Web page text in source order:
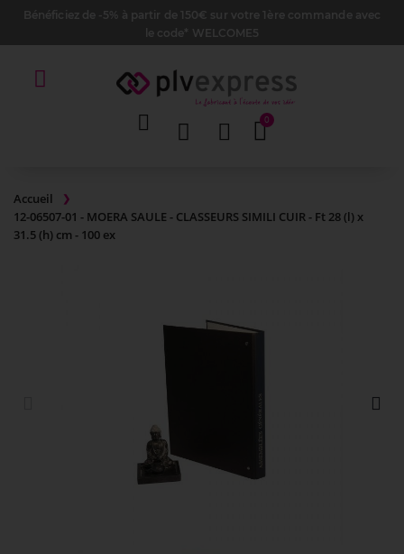
Bénéficiez de -5% à partir de 150€ sur votre 1ère commande avec
le code* WELCOME5
Accueil
12-06507-01 - MOERA SAULE - CLASSEURS SIMILI CUIR - Ft 28 (l) x
31.5 (h) cm - 100 ex